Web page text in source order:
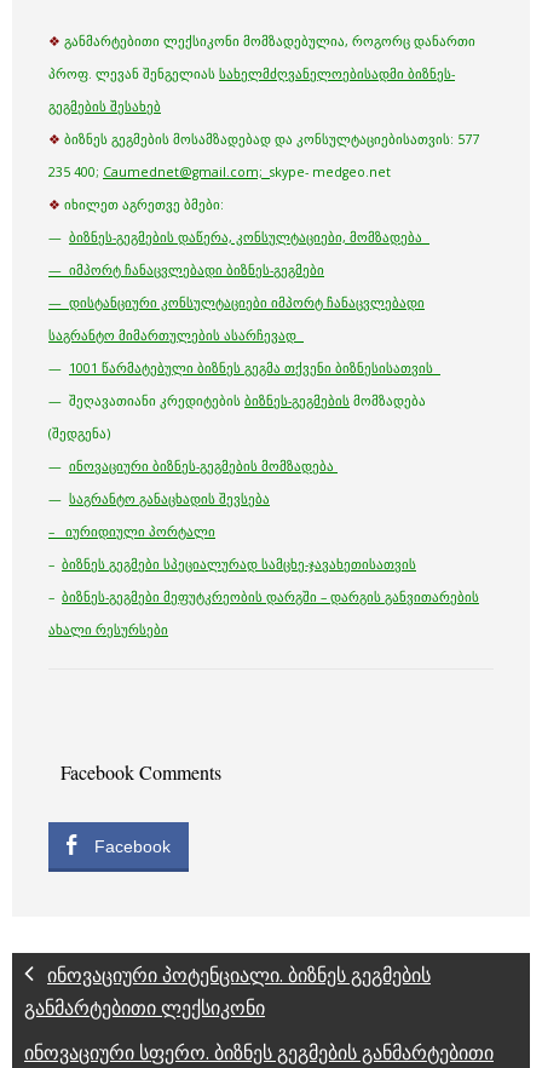
❖ განმარტებითი ლექსიკონი მომზადებულია, როგორც დანართი
პროფ. ლევან შენგელიას სახელმძღვანელოებისადმი ბიზნეს-
გეგმების შესახებ
❖ ბიზნეს გეგმების მოსამზადებად და კონსულტაციებისათვის: 577
235 400; Caumednet@gmail.com; skype- medgeo.net
❖ იხილეთ აგრეთვე ბმები:
— ბიზნეს-გეგმების დაწერა, კონსულტაციები, მომზადება
— იმპორტ ჩანაცვლებადი ბიზნეს-გეგმები
— დისტანციური კონსულტაციები იმპორტ ჩანაცვლებადი
საგრანტო მიმართულების ასარჩევად
— 1001 წარმატებული ბიზნეს გეგმა თქვენი ბიზნესისათვის
— შეღავათიანი კრედიტების ბიზნეს-გეგმების მომზადება
(შედგენა)
— ინოვაციური ბიზნეს-გეგმების მომზადება
— საგრანტო განაცხადის შევსება
– იურიდიული პორტალი
– ბიზნეს გეგმები სპეციალურად სამცხე-ჯავახეთისათვის
– ბიზნეს-გეგმები მეფუტკრეობის დარგში – დარგის განვითარების
ახალი რესურსები
Facebook Comments
Facebook
ინოვაციური პოტენციალი. ბიზნეს გეგმების
განმარტებითი ლექსიკონი
ინოვაციური სფერო. ბიზნეს გეგმების განმარტებითი